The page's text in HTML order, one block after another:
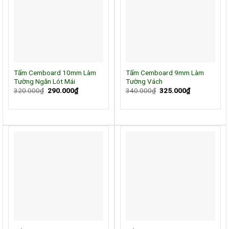
Tấm Cemboard 10mm Làm
Tường Ngăn Lót Mái
320.000₫ Giá
320.000₫.
290.000₫Giá
hiện
là:
Tấm Cemboard 9mm Làm
Tường Vách
340.000₫ Giá
340.000₫.
325.000₫Giá
hiện
là: